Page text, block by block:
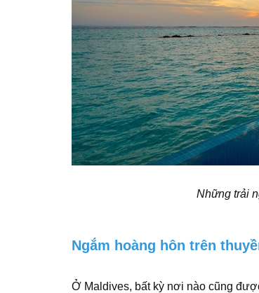
Những trải
Ngắm hoàng hôn trên
Ở Maldives, bất kỳ nơi nào cũng